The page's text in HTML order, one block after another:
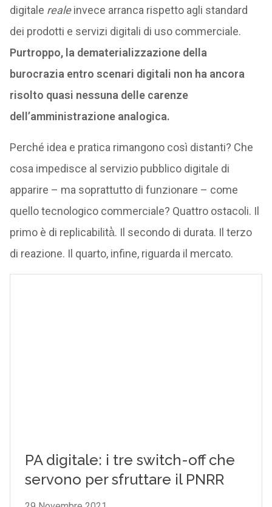
digitale realeinvece arranca rispetto agli standard
dei prodotti e servizi digitali di uso commerciale.
Purtroppo, la dematerializzazione della
burocrazia entro scenari digitali non ha ancora
risolto quasi nessuna delle carenze
dell’amministrazione analogica.
Perché idea e pratica rimangono così distanti? Che
cosa impedisce al servizio pubblico digitale di
apparire – ma soprattutto di funzionare – come
quello tecnologico commerciale? Quattro ostacoli. Il
primo è di replicabilità̀. Il secondo di durata. Il terzo
di reazione. Il quarto, infine, riguarda il mercato.